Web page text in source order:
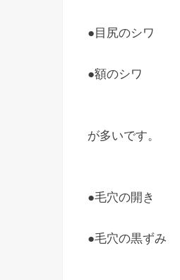
●目尻のシワ
●額のシワ
が多いです。
●毛穴の開き
●毛穴の黒ずみ